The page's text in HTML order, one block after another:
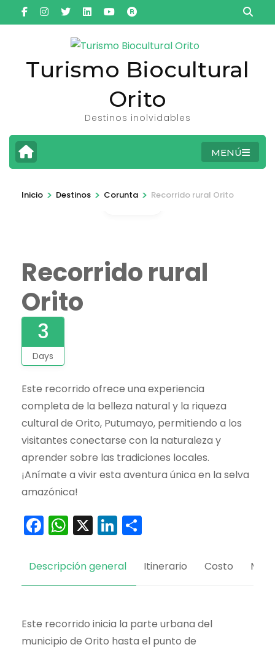
Saltar
al
(presionaTurismo Biocultural
Orito
Destinos inolvidables
MENÚ
Inicio > Destinos > Corunta > Recorrido rural Orito
Recorrido rural
Orito
3
Days
Este recorrido ofrece una experiencia
completa de la belleza natural y la riqueza
cultural de Orito, Putumayo, permitiendo a los
visitantes conectarse con la naturaleza y
aprender sobre las tradiciones locales.
¡Anímate a vivir esta aventura única en la selva
amazónica!
Facebook
WhatsApp
X LinkedIn
Descripción general Itinerario Costo
Este recorrido inicia la parte urbana del
municipio de Orito hasta el punto de